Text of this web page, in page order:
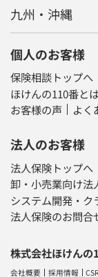
九州・沖縄
個人のお客様
保険相談トップへ
ほけんの110番と
お客様の声
よく
法人のお客様
法人保険トップへ
卸・小売業向け法
システム開発・ク
法人保険のお問合
株式会社ほけんの
会社概要 採用情報